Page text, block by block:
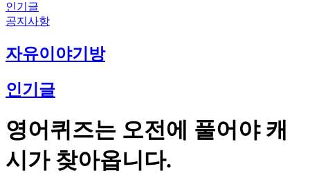
인기글
공지사항
자유이야기방
인기글
영어퀴즈는 오전에 풀어야 캐
시가 찾아옵니다.